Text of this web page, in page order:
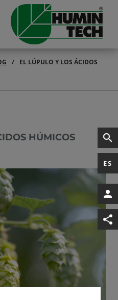
ES
EL LÚPULO Y LOS ÁCIDOS
HÚMICOS